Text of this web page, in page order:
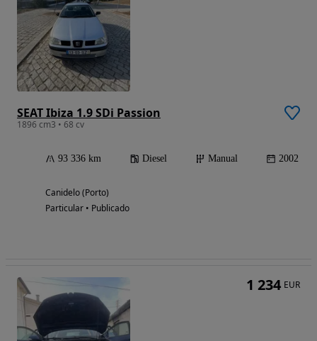
SEAT Ibiza 1.9 SDi Passion
1896 cm3 • 68 cv
93 336 km Diesel Manual 2002
Canidelo (Porto)
Particular • Publicado
1 234 EUR